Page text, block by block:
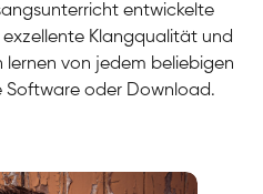
entwickelte
Klangqualität und
lernen von jedem beliebigen
Software oder Download.